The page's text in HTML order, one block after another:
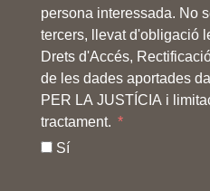
persona interessada. No
tercers, llevat d'obligació
Drets d'Accés,
de les dades aportades
PER LA JUSTÍCIA i
tractament.
Sí